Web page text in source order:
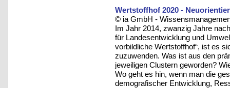
Wertstoffhof 2020 -
© ia GmbH -
Im Jahr 2014, zwanzig Jahre
für Landesentwicklung und
vorbildliche Wertstoffhof“, ist es
zuzuwenden. Was ist aus den
jeweiligen Clustern geworden?
Wo geht es hin, wenn man die
demografischer Entwicklung,